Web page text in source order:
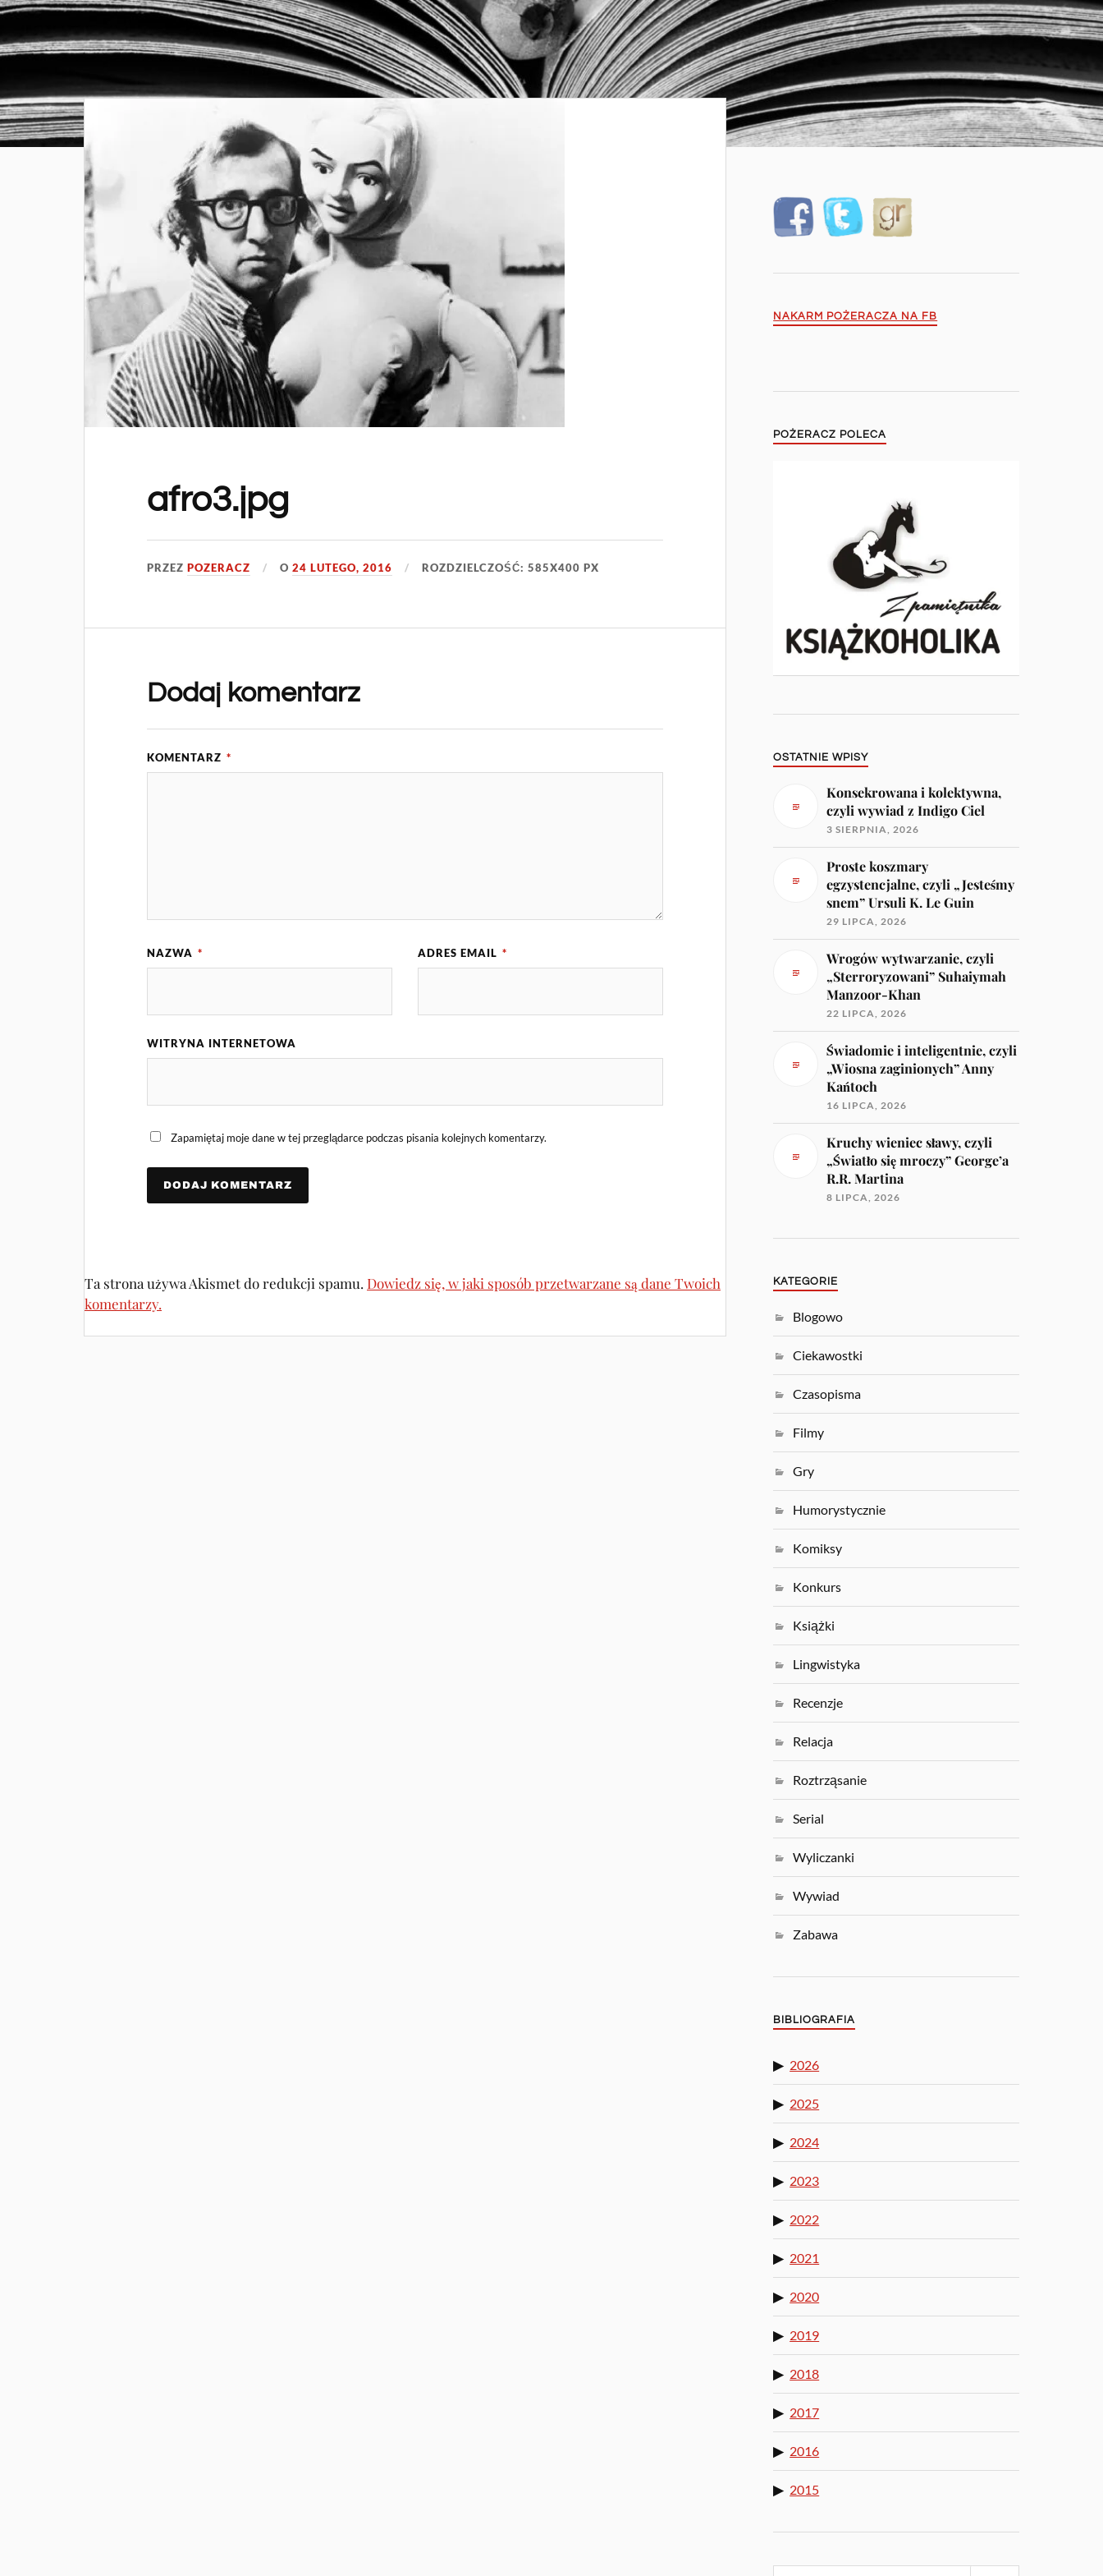
afro3.jpg
PRZEZPOZERACZ O24 LUTEGO, 2016 ROZDZIELCZOŚĆ: 585X400 PX
Dodaj komentarz
KOMENTARZ *
NAZWA * ADRES EMAIL *
WITRYNA INTERNETOWA
Zapamiętaj moje dane w tej przeglądarce podczas pisania kolejnych komentarzy.
Ta strona używa Akismet do redukcji spamu. Dowiedz się, w jaki sposób przetwarzane są dane Twoich
komentarzy.
NAKARM POŻERACZA NA FB
POŻERACZ POLECA
OSTATNIE WPISY
Konsekrowana i kolektywna,
czyli wywiad z Indigo Ciel
3 SIERPNIA, 2026
Proste koszmary
egzystencjalne, czyli „Jesteśmy
snem” Ursuli K. Le Guin
29 LIPCA, 2026
Wrogów wytwarzanie, czyli
„Sterroryzowani” Suhaiymah
Manzoor-Khan
22 LIPCA, 2026
Świadomie i inteligentnie, czyli
„Wiosna zaginionych” Anny
Kańtoch
16 LIPCA, 2026
Kruchy wieniec sławy, czyli
„Światło się mroczy” George’a
R.R. Martina
8 LIPCA, 2026
KATEGORIE
Blogowo
Ciekawostki
Czasopisma
Filmy
Gry
Humorystycznie
Komiksy
Konkurs
Książki
Lingwistyka
Recenzje
Relacja
Roztrząsanie
Serial
Wyliczanki
Wywiad
Zabawa
BIBLIOGRAFIA
2026
2025
2024
2023
2022
2021
2020
2019
2018
2017
2016
2015